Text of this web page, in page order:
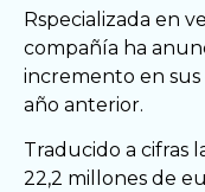
Rspecializada en
compañía ha
incremento en sus
año anterior.
Traducido a cifras
22,2 millones de